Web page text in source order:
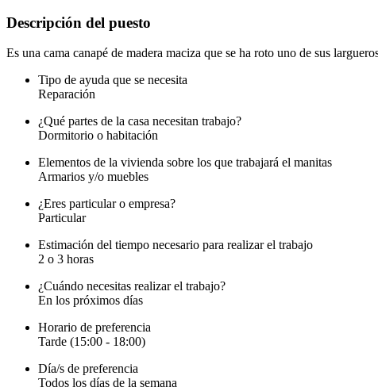
Descripción del puesto
Es una cama canapé de madera maciza que se ha roto uno de sus
Tipo de ayuda que se necesita
Reparación
¿Qué partes de la casa necesitan trabajo?
Dormitorio o habitación
Elementos de la vivienda sobre los que trabajará el manitas
Armarios y/o muebles
¿Eres particular o empresa?
Particular
Estimación del tiempo necesario para realizar el trabajo
2 o 3 horas
¿Cuándo necesitas realizar el trabajo?
En los próximos días
Horario de preferencia
Tarde (15:00 - 18:00)
Día/s de preferencia
Todos los días de la semana